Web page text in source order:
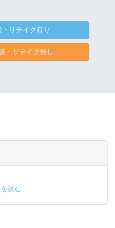
リテイク有り
・リテイク無し
読む